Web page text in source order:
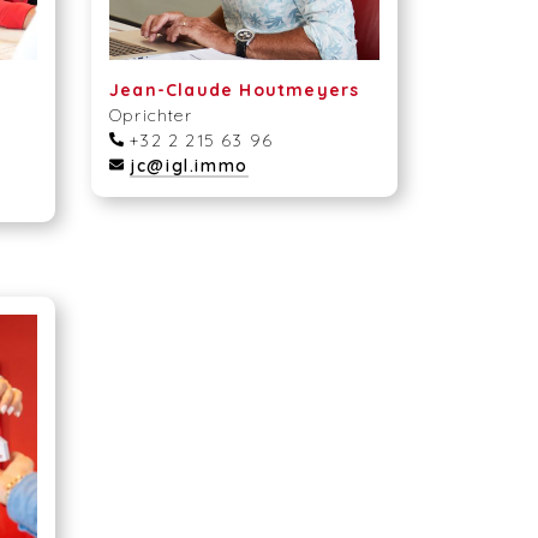
Jean-Claude Houtmeyers
Oprichter
+32 2 215 63 96
jc@igl.immo